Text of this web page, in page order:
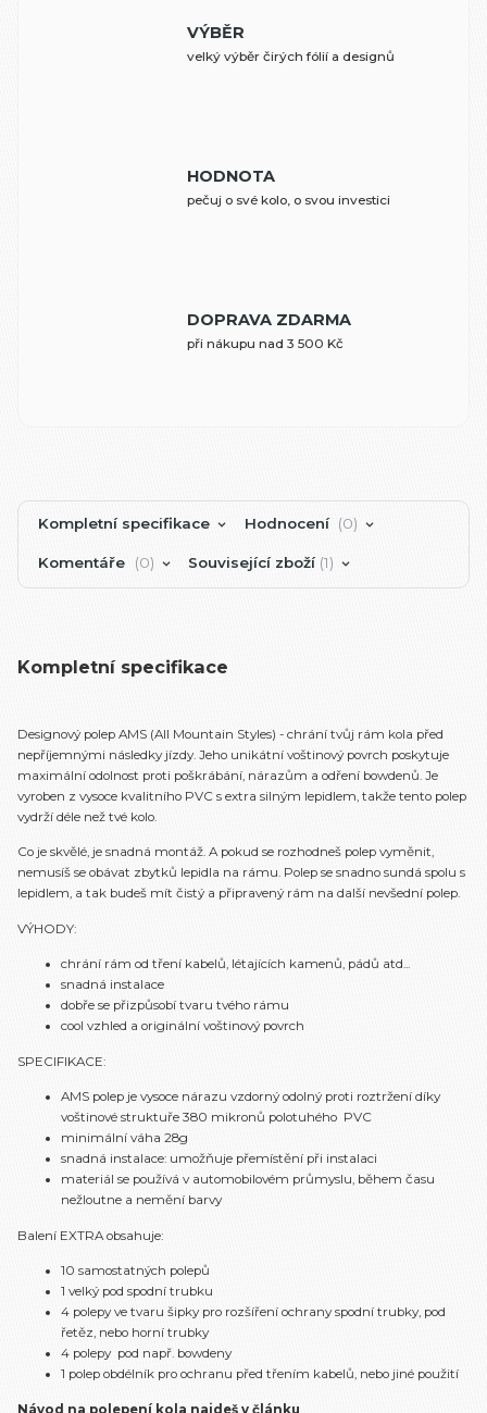
VÝBĚR
velký výběr čirých fólií a designů
HODNOTA
pečuj o své kolo, o svou investici
DOPRAVA ZDARMA
při nákupu nad 3 500 Kč
Kompletní specifikace Hodnocení 0
Komentáře 0 Související zboží 1
Kompletní specifikace
Designový polep AMS (All Mountain Styles) - chrání tvůj rám kola před
nepříjemnými následky jízdy. Jeho unikátní voštinový povrch poskytuje
maximální odolnost proti poškrábání, nárazům a odření bowdenů. Je
vyroben z vysoce kvalitního PVC s extra silným lepidlem, takže tento polep
vydrží déle než tvé kolo.
Co je skvělé, je snadná montáž. A pokud se rozhodneš polep vyměnit,
nemusíš se obávat zbytků lepidla na rámu. Polep se snadno sundá spolu s
lepidlem, a tak budeš mít čistý a připravený rám na další nevšední polep.
VÝHODY:
chrání rám od tření kabelů, létajících kamenů, pádů atd...
snadná instalace
dobře se přizpůsobí tvaru tvého rámu
cool vzhled a originální voštinový povrch
SPECIFIKACE:
AMS polep je vysoce nárazu vzdorný odolný proti roztržení díky
voštinové struktuře 380 mikronů polotuhého PVC
minimální váha 28g
snadná instalace: umožňuje přemístění při instalaci
materiál se používá v automobilovém průmyslu, během času
nežloutne a nemění barvy
Balení EXTRA obsahuje:
10 samostatných polepů
1 velký pod spodní trubku
4 polepy ve tvaru šipky pro rozšíření ochrany spodní trubky, pod
řetěz, nebo horní trubky
4 polepy pod např. bowdeny
1 polep obdélník pro ochranu před třením kabelů, nebo jiné použití
Návod na polepení kola najdeš v článku